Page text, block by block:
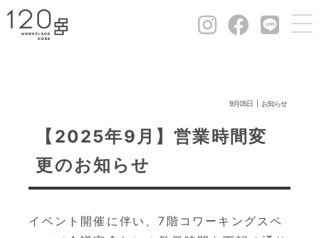
9月05日 お知らせ
【2025年9月】営業時間変
更のお知らせ
イベント開催に伴い、7階コワーキングスペ